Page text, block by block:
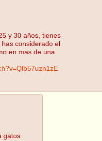
y 30 años, tienes
considerado el
en mas de una
gatos